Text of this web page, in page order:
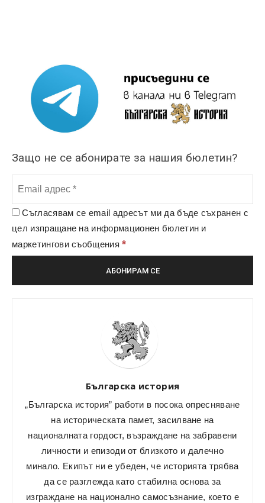
Защо не се абонирате за нашия бюлетин?
Съгласявам се email адресът ми да бъде съхранен с
цел изпращане на информационен бюлетин и
маркетингови съобщения*
Българска история
„Българска история” работи в посока опресняване
на историческата памет, засилване на
националната гордост, възраждане на забравени
личности и епизоди от близкото и далечно
минало. Екипът ни е убеден, че историята трябва
да се разглежда като стабилна основа за
изграждане на национално самосъзнание, което е